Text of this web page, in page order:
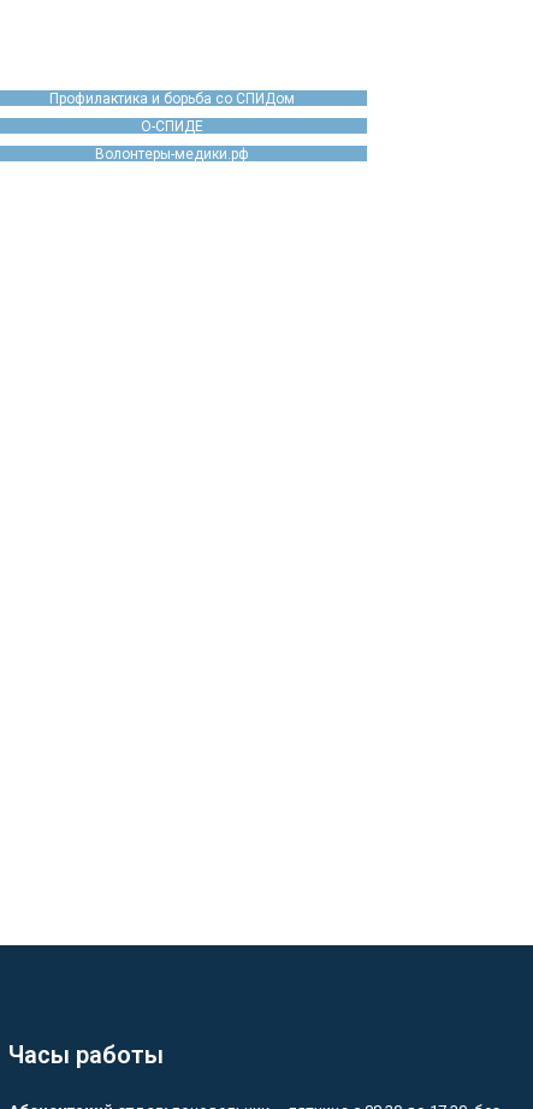
Профилактика и борьба со СПИДом
О-СПИДЕ
Волонтеры-медики.рф
Часы работы